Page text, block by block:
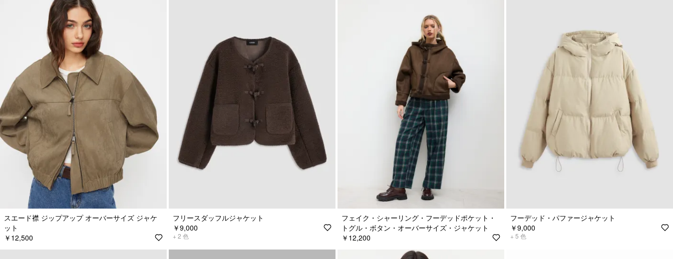
スエード襟 ジップアップ オーバーサイズ ジャケ
ット
￥12,500
フリースダッフルジャケット
￥9,000
+ 2 色
フェイク・シャーリング・フーデッドポケット・
トグル・ボタン・オーバーサイズ・ジャケット
￥12,200
フーデッド・パファージャケット
￥9,000
+ 5 色